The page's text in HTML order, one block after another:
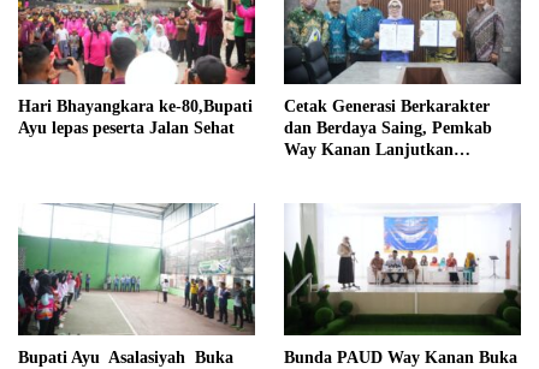
Hari Bhayangkara ke-80,Bupati
Ayu lepas peserta Jalan Sehat
Cetak Generasi Berkarakter
dan Berdaya Saing, Pemkab
Way Kanan Lanjutkan
Bupati Ayu Asalasiyah Buka
Bunda PAUD Way Kanan Buka